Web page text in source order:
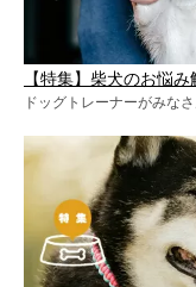
【特集】柴犬のお悩
ドッグトレーナーがみな